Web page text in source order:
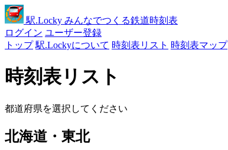
駅.Locky みんなでつくる鉄道時刻表
ログイン ユーザー登録
トップ 駅.Lockyについて 時刻表リスト 時刻表マップ
時刻表リスト
都道府県を選択してください
北海道・東北